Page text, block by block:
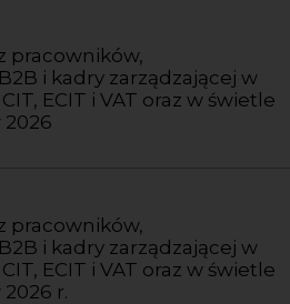
pracowników,
i kadry zarządzającej w
ECIT i VAT oraz w świetle
2026
pracowników,
i kadry zarządzającej w
ECIT i VAT oraz w świetle
r.